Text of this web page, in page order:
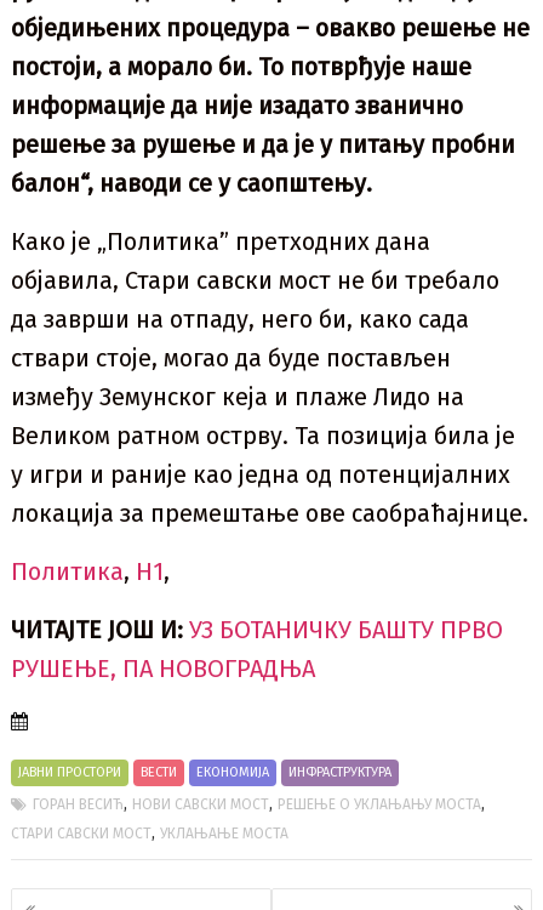
обједињених процедура – овакво решење не
постоји, а морало би. То потврђује наше
информације да није изадато званично
решење за рушење и да је у питању пробни
балон“, наводи се у саопштењу.
Како је „Политика” претходних дана
објавила, Стари савски мост не би требало
да заврши на отпаду, него би, како сада
ствари стоје, могао да буде постављен
између Земунског кеја и плаже Лидо на
Великом ратном острву. Та позиција била је
у игри и раније као једна од потенцијалних
локација за премештање ове саобраћајнице.
Политика, Н1,
ЧИТАЈТЕ ЈОШ И:УЗ БОТАНИЧКУ БАШТУ ПРВО
РУШЕЊЕ, ПА НОВОГРАДЊА
ЈАВНИ ПРОСТОРИ ВЕСТИ ЕКОНОМИЈА ИНФРАСТРУКТУРА
ГОРАН ВЕСИЋ, НОВИ САВСКИ МОСТ, РЕШЕЊЕ О УКЛАЊАЊУ МОСТА,
СТАРИ САВСКИ МОСТ,УКЛАЊАЊЕ МОСТА
Кретање